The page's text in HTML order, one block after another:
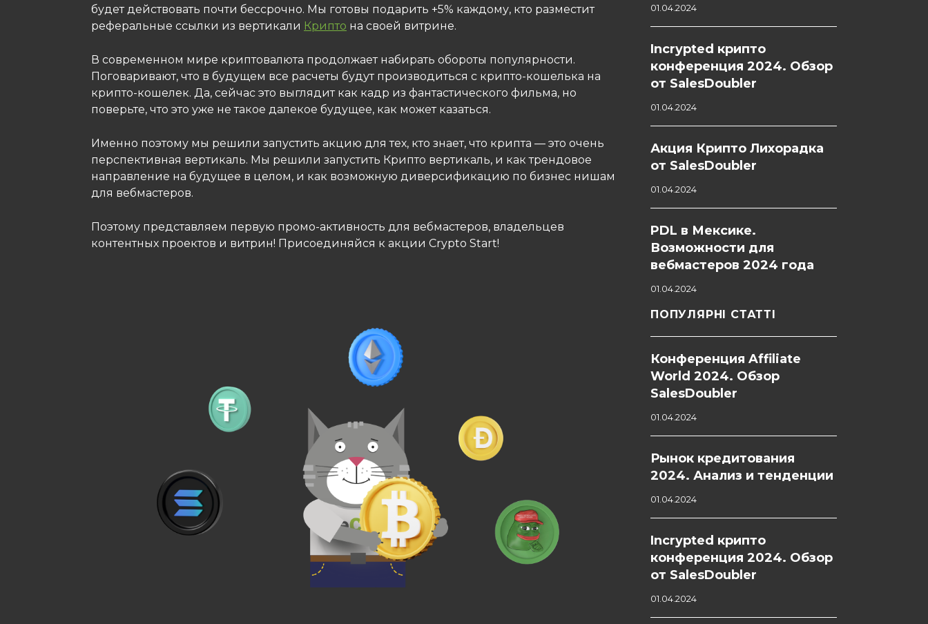
будет действовать почти бессрочно. Мы готовы подарить +5% каждому, кто разместит
реферальные ссылки из вертикали Крипто на своей витрине.
В современном мире криптовалюта продолжает набирать обороты популярности.
Поговаривают, что в будущем все расчеты будут производиться с крипто-кошелька на
крипто-кошелек. Да, сейчас это выглядит как кадр из фантастического фильма, но
поверьте, что это уже не такое далекое будущее, как может казаться.
Именно поэтому мы решили запустить акцию для тех, кто знает, что крипта — это очень
перспективная вертикаль. Мы решили запустить Крипто вертикаль, и как трендовое
направление на будущее в целом, и как возможную диверсификацию по бизнес нишам
для вебмастеров.
Поэтому представляем первую промо-активность для вебмастеров, владельцев
контентных проектов и витрин! Присоединяйся к акции Crypto Start!
01.04.2024
Incrypted крипто
конференция 2024. Обзор
от SalesDoubler
01.04.2024
Акция Крипто Лихорадка
от SalesDoubler
01.04.2024
PDL в Мексике.
Возможности для
вебмастеров 2024 года
01.04.2024
ПОПУЛЯРНІ СТАТТІ
Конференция Affiliate
World 2024. Обзор
SalesDoubler
01.04.2024
Рынок кредитования
2024. Анализ и тенденции
01.04.2024
Incrypted крипто
конференция 2024. Обзор
от SalesDoubler
01.04.2024